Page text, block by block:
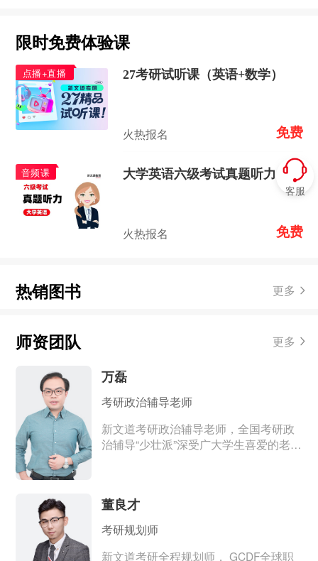
限时免费体验课
点播+直播 27考研试听课（英语+数学）
火热报名 免费
音频课 大学英语六级考试真题听力
火热报名 免费
热销图书 更多
师资团队 更多
万磊
考研政治辅导老师
新文道考研政治辅导老师，全国考研政
治辅导“少壮派”深受广大学生喜爱的老
规律，擅长引导学生准确抓住考研政治
复习主线，变机械式记忆为逻辑式理
解，讲课逻辑清晰，分析深透，史论并
重，简约幽默，深受全国广大考研学子
董良才
考研规划师
新文道考研全程规划师， GCDF全球职
客服